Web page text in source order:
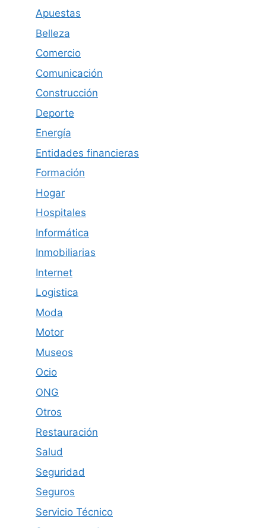
Apuestas
Belleza
Comercio
Comunicación
Construcción
Deporte
Energía
Entidades financieras
Formación
Hogar
Hospitales
Informática
Inmobiliarias
Internet
Logistica
Moda
Motor
Museos
Ocio
ONG
Otros
Restauración
Salud
Seguridad
Seguros
Servicio Técnico